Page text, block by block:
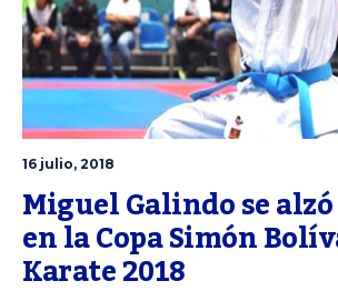
16 julio, 2018
Miguel Galindo se
en la Copa Simón
Karate 2018